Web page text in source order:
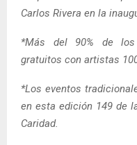
Carlos Rivera en la
*Más del 90% de los
gratuitos con artistas
*Los eventos
en esta edición 149 de
Caridad.